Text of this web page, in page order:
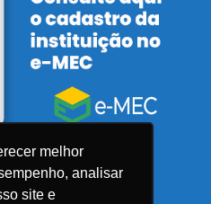
melhor
analisar
site e